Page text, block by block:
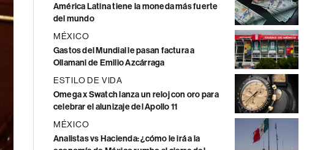
América Latina tiene la moneda más fuerte
del mundo
MÉXICO
Gastos del Mundial le pasan factura a
Ollamani de Emilio Azcárraga
ESTILO DE VIDA
Omega x Swatch lanza un reloj con oro para
celebrar el alunizaje del Apollo 11
MÉXICO
Analistas vs Hacienda: ¿cómo le irá a la